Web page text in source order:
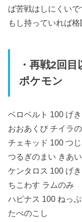
ば苦戦はしにくいで
もし持っていれば
・再戦2回
ポケモン
ベロベルト 100 げ
おおあくび チイラ
チェキッド 100 つ
つるぎのまい きあ
ケンタロス 100 げ
ちこわす ラムのみ
ハピナス 100 ねっ
たべのこし